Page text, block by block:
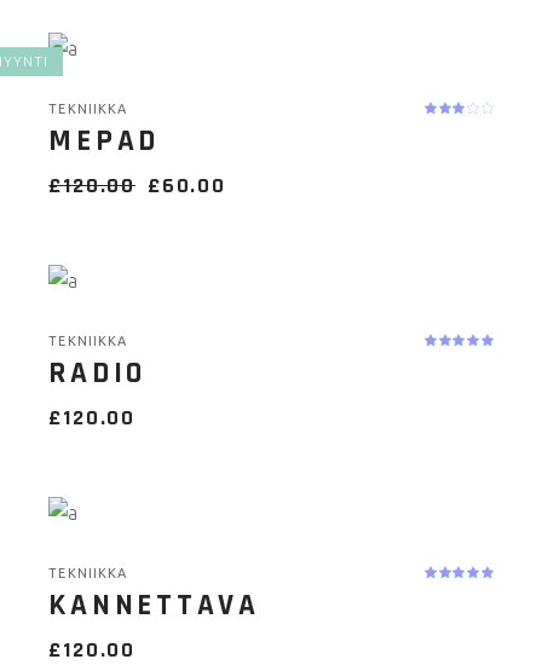
TEKNIIKKA
MEPAD
£120.00 £60.00
TEKNIIKKA
RADIO
£120.00
TEKNIIKKA
KANNETTAVA
£120.00